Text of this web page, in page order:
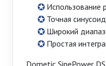
Использование
Точная
Широкий
Простая
Dometic SinePower